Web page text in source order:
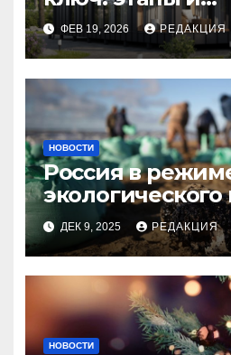
планирование
ФЕВ 19, 2026 РЕДАКЦИЯ
НОВОСТИ
Россия в
экологического
ДЕК 9, 2025 РЕДАКЦИЯ
НОВОСТИ